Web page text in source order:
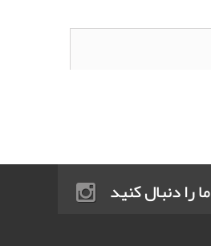
ما را دنبال کنید